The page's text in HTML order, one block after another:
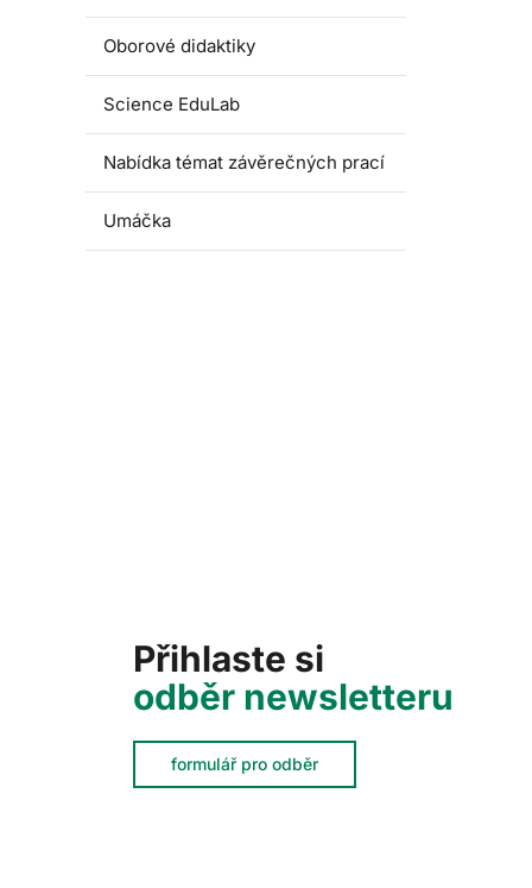
Oborové didaktiky
Science EduLab
Nabídka témat závěrečných prací
Umáčka
Přihlaste si
odběr newsletteru
formulář pro odběr